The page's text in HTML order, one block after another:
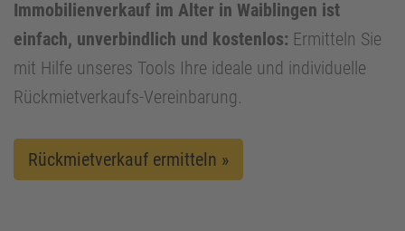
Immobilienverkauf im Alter in Waiblingen ist
einfach, unverbindlich und kostenlos: Ermitteln Sie
mit Hilfe unseres Tools Ihre ideale und individuelle
Rückmietverkaufs-Vereinbarung.
Rückmietverkauf ermitteln »